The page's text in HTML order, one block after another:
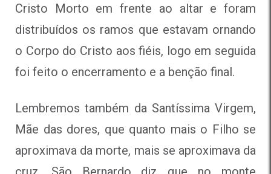
Cristo Morto em frente ao altar e foram
distribuídos os ramos que estavam ornando
o Corpo do Cristo aos fiéis, logo em seguida
foi feito o encerramento e a benção final.
Lembremos também da Santíssima Virgem,
Mãe das dores, que quanto mais o Filho se
aproximava da morte, mais se aproximava da